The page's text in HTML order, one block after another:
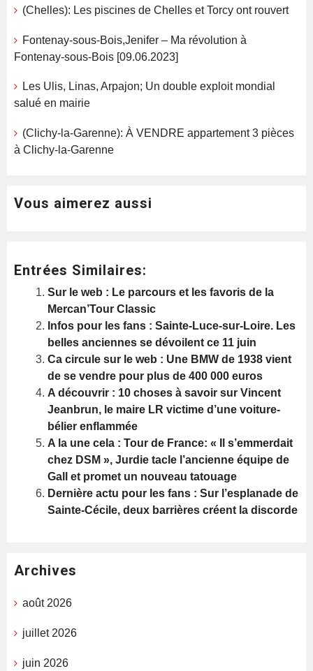
(Chelles): Les piscines de Chelles et Torcy ont rouvert
Fontenay-sous-Bois,Jenifer – Ma révolution à
Fontenay-sous-Bois [09.06.2023]
Les Ulis, Linas, Arpajon; Un double exploit mondial
salué en mairie
(Clichy-la-Garenne): À VENDRE appartement 3 pièces
à Clichy-la-Garenne
Vous aimerez aussi
Entrées Similaires:
Sur le web : Le parcours et les favoris de la
Mercan’Tour Classic
Infos pour les fans : Sainte-Luce-sur-Loire. Les
belles anciennes se dévoilent ce 11 juin
Ca circule sur le web : Une BMW de 1938 vient
de se vendre pour plus de 400 000 euros
A découvrir : 10 choses à savoir sur Vincent
Jeanbrun, le maire LR victime d’une voiture-
bélier enflammée
A la une cela : Tour de France: « Il s’emmerdait
chez DSM », Jurdie tacle l’ancienne équipe de
Gall et promet un nouveau tatouage
Dernière actu pour les fans : Sur l’esplanade de
Sainte-Cécile, deux barrières créent la discorde
Archives
août 2026
juillet 2026
juin 2026